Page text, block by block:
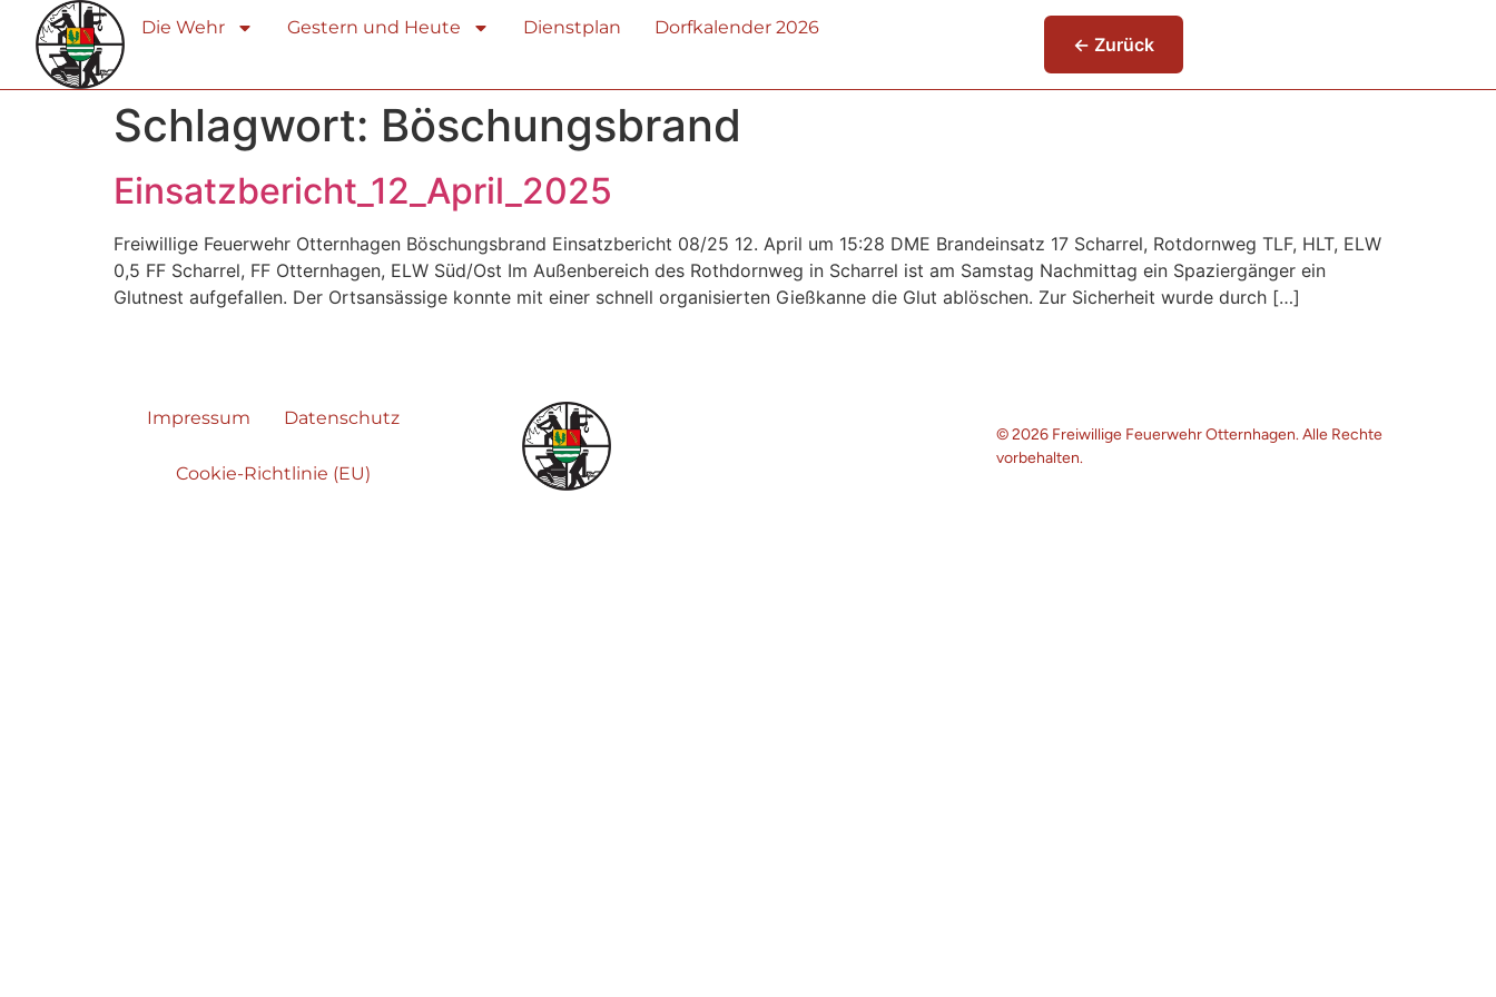
Die Wehr Gestern und Heute Dienstplan Dorfkalender 2026
← Zurück
Schlagwort: Böschungsbrand
Einsatzbericht_12_April_2025
Freiwillige Feuerwehr Otternhagen Böschungsbrand Einsatzbericht 08/25 12. April um 15:28 DME Brandeinsatz 17 Scharrel, Rotdornweg TLF, HLT, ELW
0,5 FF Scharrel, FF Otternhagen, ELW Süd/Ost Im Außenbereich des Rothdornweg in Scharrel ist am Samstag Nachmittag ein Spaziergänger ein
Glutnest aufgefallen. Der Ortsansässige konnte mit einer schnell organisierten Gießkanne die Glut ablöschen. Zur Sicherheit wurde durch […]
Impressum Datenschutz
Cookie-Richtlinie (EU)
© 2026 Freiwillige Feuerwehr Otternhagen. Alle Rechte
vorbehalten.